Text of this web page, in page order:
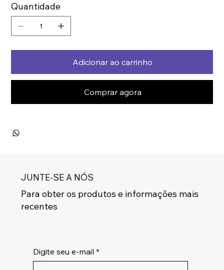
Quantidade
Adicionar ao carrinho
Comprar agora
JUNTE-SE A NÓS
Para obter os produtos e informações mais
recentes
Digite seu e-mail *